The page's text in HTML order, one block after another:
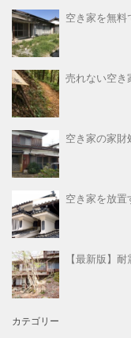
空き家を無料
売れない空き
空き家の家財
空き家を放置
【最新版】
カテゴリー